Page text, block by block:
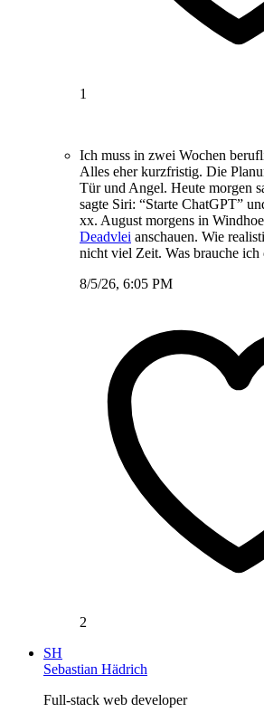
1
Ich muss in zwei Wochen
Alles eher kurzfristig. Die
Tür und Angel. Heute morgen
sagte Siri: “Starte ChatGPT”
xx. August morgens in
Deadvlei anschauen. Wie
nicht viel Zeit. Was brauche ich
8/5/26, 6:05 PM
2
SH
Sebastian Hädrich
Full-stack web developer